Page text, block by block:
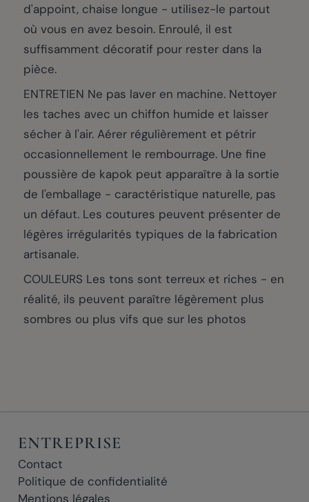
d'appoint, chaise longue - utilisez-le partout
où vous en avez besoin. Enroulé, il est
suffisamment décoratif pour rester dans la
pièce.
ENTRETIEN Ne pas laver en machine. Nettoyer
les taches avec un chiffon humide et laisser
sécher à l'air. Aérer régulièrement et pétrir
occasionnellement le rembourrage. Une fine
poussière de kapok peut apparaître à la sortie
de l'emballage - caractéristique naturelle, pas
un défaut. Les coutures peuvent présenter de
légères irrégularités typiques de la fabrication
artisanale.
COULEURS Les tons sont terreux et riches - en
réalité, ils peuvent paraître légèrement plus
sombres ou plus vifs que sur les photos
ENTREPRISE
Contact
Politique de confidentialité
Mentions légales